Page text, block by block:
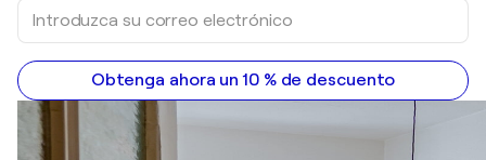
Obtenga ahora un 10 % de descuento